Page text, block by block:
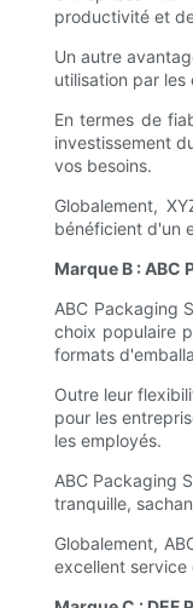
productivité et
Un autre
utilisation par
En termes de
investissement
vos besoins.
Globalement,
bénéficient d'un
Marque B : ABC
ABC Packaging
choix populaire
formats
Outre leur
pour les
les employés.
ABC Packaging
tranquille,
Globalement,
excellent service